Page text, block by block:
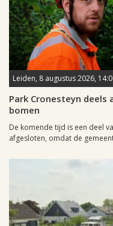
Leiden, 8 augustus 2026,
Park Cronesteyn
bomen
De komende tijd is een deel
afgesloten, omdat de